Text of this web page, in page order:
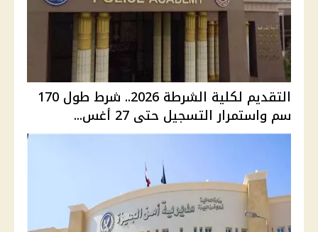
التقديم لكلية الشرطة 2026.. شرط طول 170
سم واستمرار التسجيل حتى 27 أغس...